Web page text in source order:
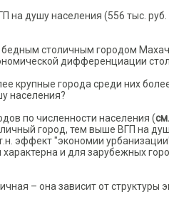
на душу населения (556 тыс. руб.
столичным городом
дифференциации
крупные города среди них
населения?
по численности населения (
город, тем выше ВГП на
эффект "экономии
и для зарубежных
– она зависит от структуры